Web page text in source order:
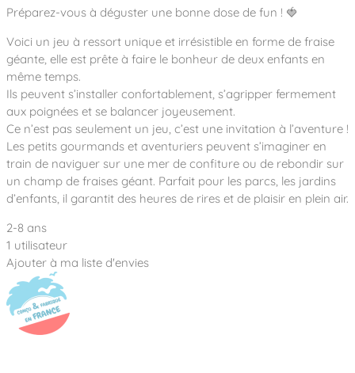
Notre partenariat avec l’association Rêves de clown
Nos Garanties
Notre concept
Notre entreprise
Notre équipe
Nous rejoindre
Tous nos jeux
Jeux inclusifs
Jeux recyclés
Nos univers
Agrès fitness
Parcours de santé
Stadium Arena
Street workout
Surfpark
Équipements sportifs
Mobilier & accessoires
Mobilier urbain
Accessoires ludiques
Nos clients
Collectivités
Établissements scolaires
Architectes, Paysagistes-concepteurs
Notre expertise
Des aires intergénérationnelles de
Des aires de jeux pour tous les enfants
L’éco-conception de nos jeux
La végétalisation des cours d’école
Nos matériaux
Nos fonctions ludiques & sportives
Nos sols amortissants
Réalisations
Contact
Les questions fréquentes
Catalogues
Préparez-vous à déguster une bonne dose de fun ! 🍓
Voici un jeu à ressort unique et irrésistible en forme de fraise
géante, elle est prête à faire le bonheur de deux enfants en
même temps.
Ils peuvent s’installer confortablement, s’agripper fermement
aux poignées et se balancer joyeusement.
Ce n’est pas seulement un jeu, c’est une invitation à l’aventure !
Les petits gourmands et aventuriers peuvent s’imaginer en
train de naviguer sur une mer de confiture ou de rebondir sur
un champ de fraises géant. Parfait pour les parcs, les jardins
d’enfants, il garantit des heures de rires et de plaisir en plein air.
2-8 ans
1 utilisateur
Ajouter à ma liste d'envies